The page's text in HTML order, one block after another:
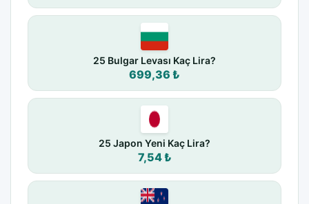
25 Bulgar Levası Kaç Lira?
699,36 ₺
25 Japon Yeni Kaç Lira?
7,54 ₺